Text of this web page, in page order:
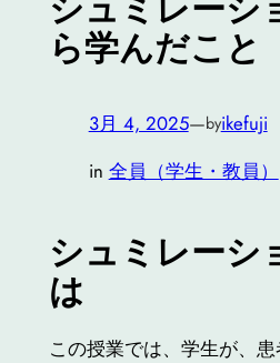
シュミレーシ
ら学んだこと
3月 4, 2025—byikefuji
in 全員（学生・教員）
シュミレーシ
は
この授業では、学生が、